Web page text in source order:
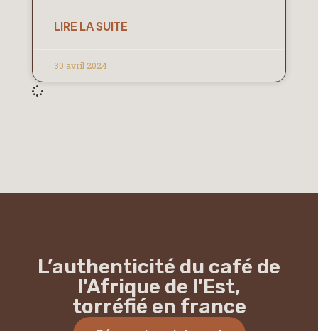
LIRE LA SUITE
30 avril 2024
L’authenticité du café de
l'Afrique de l'Est,
torréfié en france